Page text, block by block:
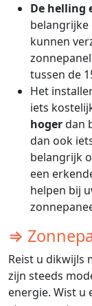
De helling
belangrijke
kunnen
tussen de
Het
iets
hogerdan
dan ook
belangrijk
een
helpen bij
⇒
Reist u dikwijls
zijn steeds
energie. Wist u